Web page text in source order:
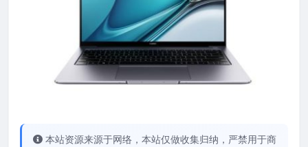
本站资源来源于网络，本站仅做收集归纳，严禁用于商